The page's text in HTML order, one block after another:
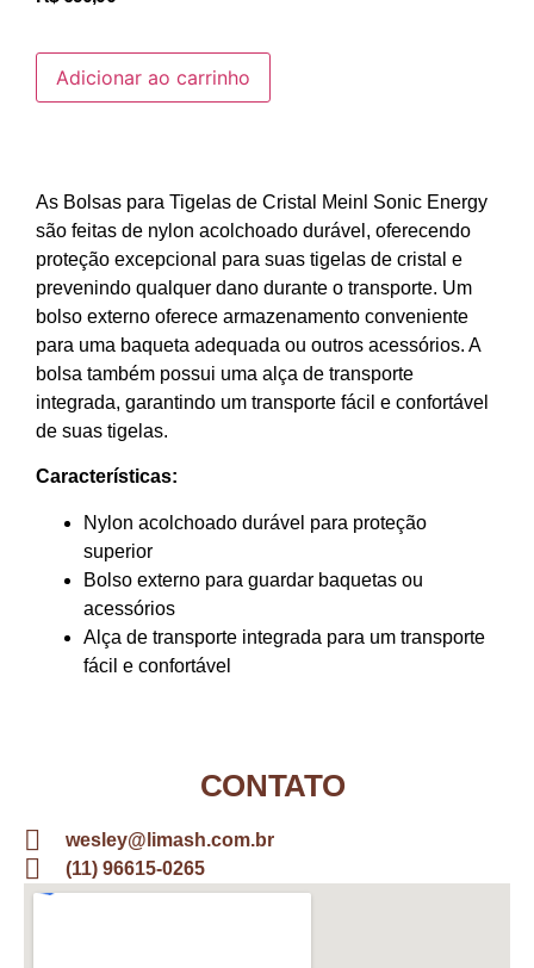
Adicionar ao carrinho
As Bolsas para Tigelas de Cristal Meinl Sonic Energy
são feitas de nylon acolchoado durável, oferecendo
proteção excepcional para suas tigelas de cristal e
prevenindo qualquer dano durante o transporte. Um
bolso externo oferece armazenamento conveniente
para uma baqueta adequada ou outros acessórios. A
bolsa também possui uma alça de transporte
integrada, garantindo um transporte fácil e confortável
de suas tigelas.
Características:
Nylon acolchoado durável para proteção
superior
Bolso externo para guardar baquetas ou
acessórios
Alça de transporte integrada para um transporte
fácil e confortável
CONTATO
wesley@limash.com.br
(11) 96615-0265